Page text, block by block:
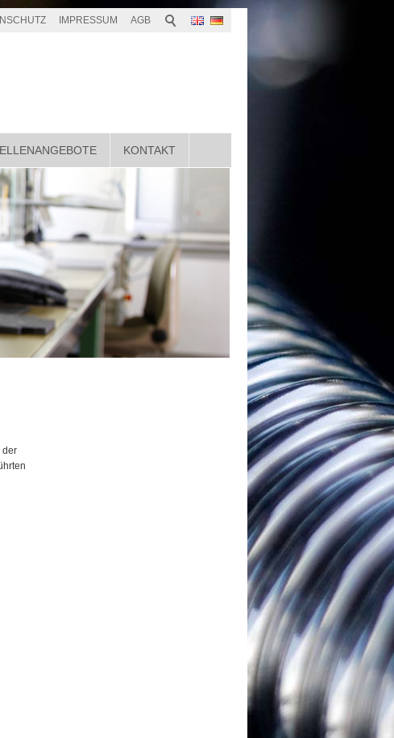
IMPRESSUM AGB
KONTAKT
der